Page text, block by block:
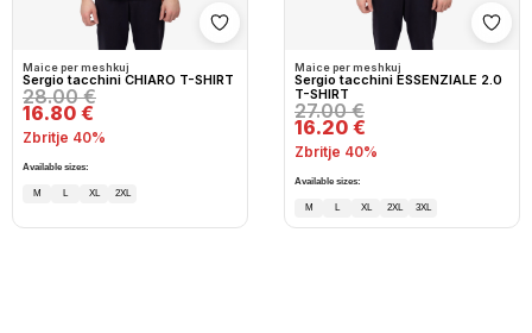
Shto në wishlist
Maice per meshkuj
Sergio tacchini CHIARO T-SHIRT
28.00 €
16.80 €
Zbritje 40%
Available sizes:
M L XL 2XL
Maice per meshkuj
Sergio tacchini ESSENZIALE 2.0
T-SHIRT
27.00 €
16.20 €
Zbritje 40%
Available sizes:
M L XL 2XL 3XL